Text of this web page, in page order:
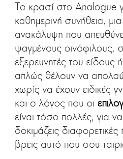
Το κρασί στο Analogue
καθημερινή συνήθεια,
ανακάλυψη που
ψαγμένους οινόφιλους,
εξερευνητές του είδους
απλώς θέλουν να
χωρίς να έχουν ειδικές
και ο λόγος που οι
είναι τόσο πολλές, για
δοκιμάζεις διαφορετικές
βρεις αυτό που σου